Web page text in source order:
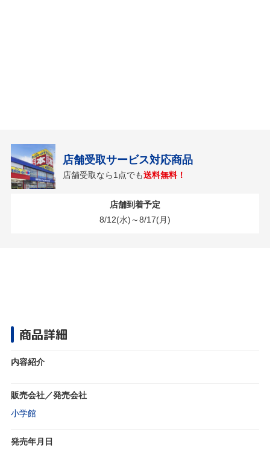
店舗受取サービス対応商品
店舗受取なら1点でも送料無料！
店舗到着予定
8/12(水)～8/17(月)
商品詳細
内容紹介
販売会社／発売会社
小学館
発売年月日